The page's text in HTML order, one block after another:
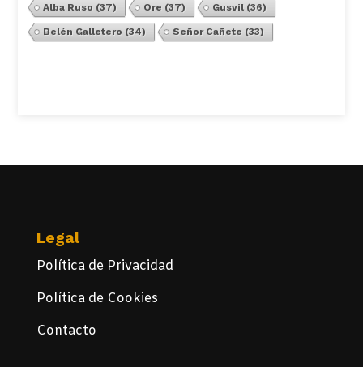
Alba Ruso (37) Ore (37) Gusvil(36)
Belén Galletero (34) Señor Cañete (33)
Legal
Política de Privacidad
Política de Cookies
Contacto